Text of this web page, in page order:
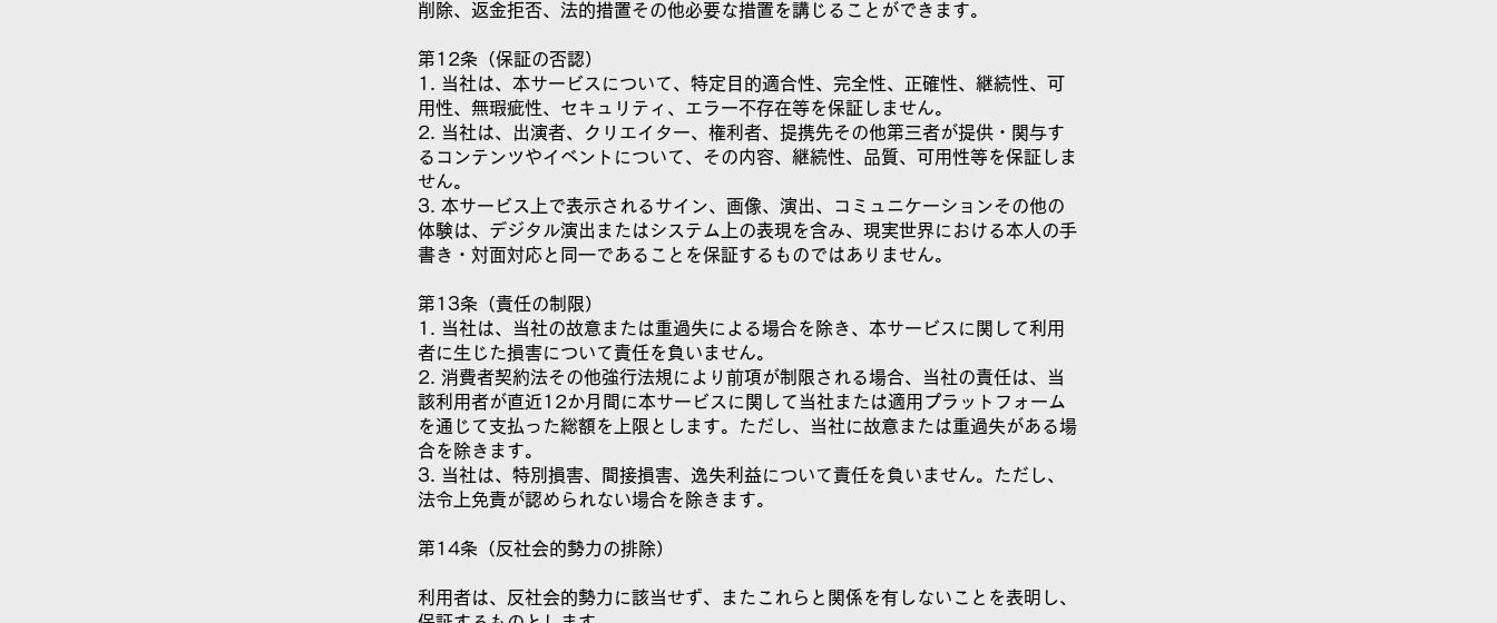
削除、返金拒否、法的措置その他必要な措置を講じることができます。
第12条（保証の否認）
1. 当社は、本サービスについて、特定目的適合性、完全性、正確性、継続性、可
用性、無瑕疵性、セキュリティ、エラー不存在等を保証しません。
2. 当社は、出演者、クリエイター、権利者、提携先その他第三者が提供・関与す
るコンテンツやイベントについて、その内容、継続性、品質、可用性等を保証しま
せん。
3. 本サービス上で表示されるサイン、画像、演出、コミュニケーションその他の
体験は、デジタル演出またはシステム上の表現を含み、現実世界における本人の手
書き・対面対応と同一であることを保証するものではありません。
第13条（責任の制限）
1. 当社は、当社の故意または重過失による場合を除き、本サービスに関して利用
者に生じた損害について責任を負いません。
2. 消費者契約法その他強行法規により前項が制限される場合、当社の責任は、当
該利用者が直近12か月間に本サービスに関して当社または適用プラットフォーム
を通じて支払った総額を上限とします。ただし、当社に故意または重過失がある場
合を除きます。
3. 当社は、特別損害、間接損害、逸失利益について責任を負いません。ただし、
法令上免責が認められない場合を除きます。
第14条（反社会的勢力の排除）
利用者は、反社会的勢力に該当せず、またこれらと関係を有しないことを表明し、